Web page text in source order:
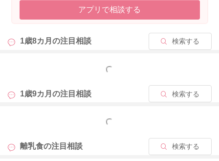
アプリで相談する
1歳8カ月の注目相談 検索する
もっと見る
1歳9カ月の注目相談 検索する
もっと見る
離乳食の注目相談 検索する